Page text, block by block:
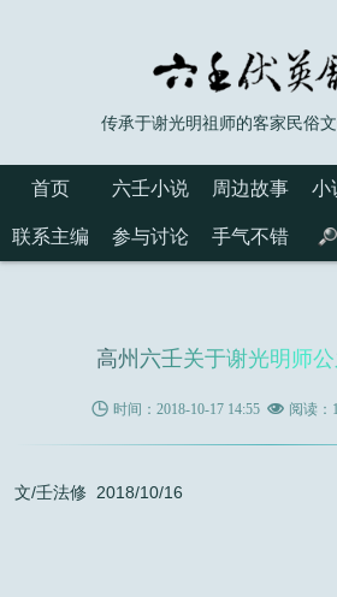
传承于谢光明祖师的客家民俗文
首页 六壬小说 周边故事 小
联系主编 参与讨论 手气不错
高州六壬关于谢光明师
 时间：2018-10-17 14:55  阅读：
文/壬法修 2018/10/16